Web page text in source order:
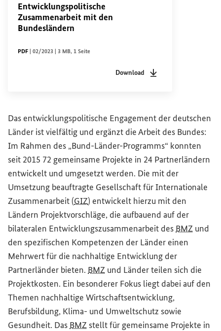
Entwicklungspolitische
Zusammenarbeit mit den
Bundesländern
DATEITYP
PDF Sachstandsdatum
02/2023 Dateigröße
3 MB, Seiten
1 Seite
Download
DateityppdfSachstandsdatum
Das entwicklungspolitische Engagement der deutschen
Länder ist vielfältig und ergänzt die Arbeit des Bundes:
Im Rahmen des „Bund-Länder-Programms“ konnten
seit 2015 72 gemeinsame Projekte in 24 Partnerländern
entwickelt und umgesetzt werden. Die mit der
Umsetzung beauftragte Gesellschaft für Internationale
Zusammenarbeit (GIZ) entwickelt hierzu mit den
Ländern Projektvorschläge, die aufbauend auf der
bilateralen Entwicklungszusammenarbeit des BMZ und
den spezifischen Kompetenzen der Länder einen
Mehrwert für die nachhaltige Entwicklung der
Partnerländer bieten. BMZ und Länder teilen sich die
Projektkosten. Ein besonderer Fokus liegt dabei auf den
Themen nachhaltige Wirtschaftsentwicklung,
Berufsbildung, Klima- und Umweltschutz sowie
Gesundheit. Das BMZ stellt für gemeinsame Projekte in